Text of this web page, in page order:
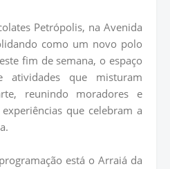
Petrópolis, na Avenida
como um novo polo
fim de semana, o espaço
atividades que misturam
reunindo moradores e
que celebram a
está o Arraiá da